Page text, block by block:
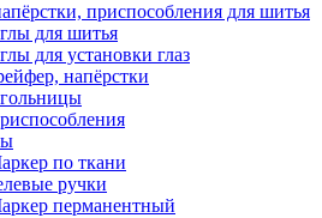
приспособления для шитья
для шитья
для установки глаз
напёрстки
по ткани
ручки
перманентный